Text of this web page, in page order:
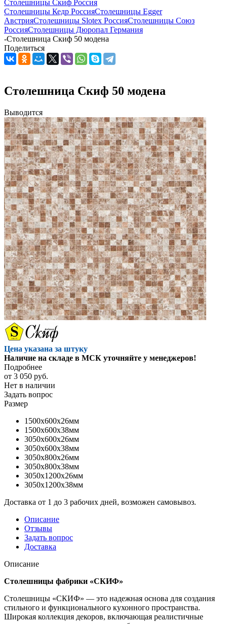
Столешницы Скиф Россия
Столешницы Кедр РоссияСтолешницы Egger
АвстрияСтолешницы Slotex РоссияСтолешницы Союз
РоссияСтолешницы Дюропал Германия
-Столешница Скиф 50 модена
Поделиться
Столешница Скиф 50 модена
Выводится
Цена указана за штуку
Наличие на складе в МСК уточняйте у менеджеров!
Подробнее
от 3 050 руб.
Нет в наличии
Задать вопрос
Размер
1500x600x26мм
1500x600x38мм
3050x600x26мм
3050x600x38мм
3050x800x26мм
3050x800x38мм
3050x1200x26мм
3050x1200x38мм
Доставка от 1 до 3 рабочих дней, возможен самовывоз.
Описание
Отзывы
Задать вопрос
Доставка
Описание
Столешницы фабрики «СКИФ»
Столешницы «СКИФ» — это надежная основа для создания
стильного и функционального кухонного пространства.
Широкая коллекция декоров, включающая реалистичные